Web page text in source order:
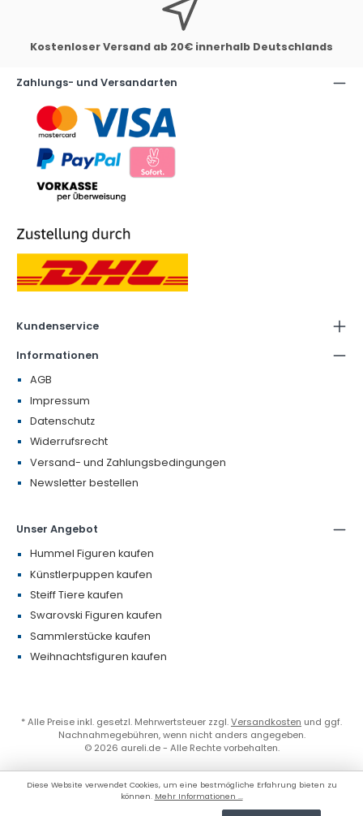
Kostenloser Versand ab 20€ innerhalb Deutschlands
Zahlungs- und Versandarten
Kundenservice
Informationen
AGB
Impressum
Datenschutz
Widerrufsrecht
Versand- und Zahlungsbedingungen
Newsletter bestellen
Unser Angebot
Hummel Figuren kaufen
Künstlerpuppen kaufen
Steiff Tiere kaufen
Swarovski Figuren kaufen
Sammlerstücke kaufen
Weihnachtsfiguren kaufen
* Alle Preise inkl. gesetzl. Mehrwertsteuer zzgl.Versandkosten und ggf.
Nachnahmegebühren, wenn nicht anders angegeben.
© 2026 aureli.de - Alle Rechte vorbehalten.
Diese Website verwendet Cookies, um eine bestmögliche Erfahrung bieten zu
können. Mehr Informationen ...